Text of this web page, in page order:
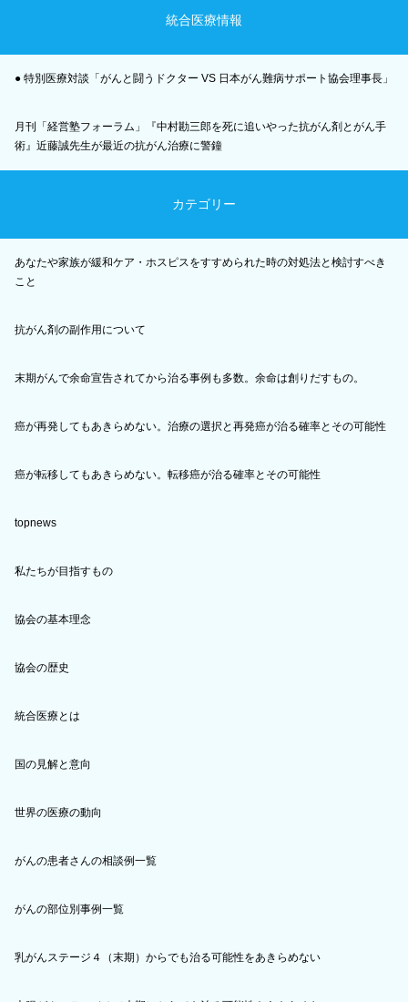
統合医療情報
● 特別医療対談「がんと闘うドクター VS 日本がん難病サポート協会理事長」
月刊「経営塾フォーラム」『中村勘三郎を死に追いやった抗がん剤とがん手
術』近藤誠先生が最近の抗がん治療に警鐘
カテゴリー
あなたや家族が緩和ケア・ホスピスをすすめられた時の対処法と検討すべき
こと
抗がん剤の副作用について
末期がんで余命宣告されてから治る事例も多数。余命は創りだすもの。
癌が再発してもあきらめない。治療の選択と再発癌が治る確率とその可能性
癌が転移してもあきらめない。転移癌が治る確率とその可能性
topnews
私たちが目指すもの
協会の基本理念
協会の歴史
統合医療とは
国の見解と意向
世界の医療の動向
がんの患者さんの相談例一覧
がんの部位別事例一覧
乳がんステージ４（末期）からでも治る可能性をあきらめない